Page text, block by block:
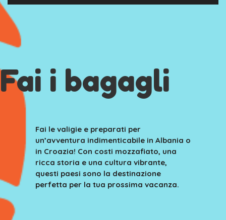
Fai i bagagli
Fai le valigie e preparati per
un’avventura indimenticabile in Albania o
in Croazia! Con costi mozzafiato, una
ricca storia e una cultura vibrante,
questi paesi sono la destinazione
perfetta per la tua prossima vacanza.